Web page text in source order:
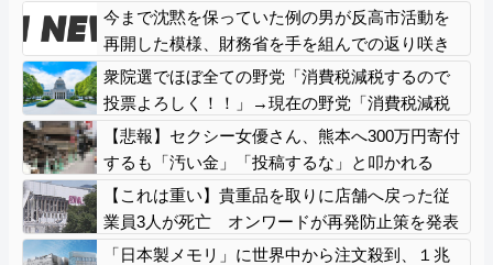
ｗｗ
今まで沈黙を保っていた例の男が反高市活動を
再開した模様、財務省を手を組んでの返り咲き
が狙いか？
衆院選でほぼ全ての野党「消費税減税するので
投票よろしく！！」→現在の野党「消費税減税
やめろ！！財源はどうするんだ！！」
【悲報】セクシー女優さん、熊本へ300万円寄付
するも「汚い金」「投稿するな」と叩かれる
【これは重い】貴重品を取りに店舗へ戻った従
業員3人が死亡 オンワードが再発防止策を発表
「日本製メモリ」に世界中から注文殺到、１兆